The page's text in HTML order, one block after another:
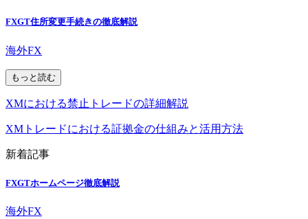
FXGT住所変更手続きの徹底解説
海外FX
もっと読む
XMにおける禁止トレードの詳細解説
XMトレードにおける証拠金の仕組みと活用方法
新着記事
FXGTホームページ徹底解説
海外FX